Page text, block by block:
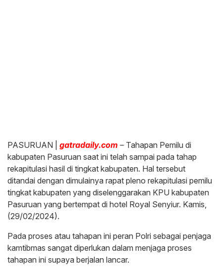
PASURUAN | gatradaily.com – Tahapan Pemilu di
kabupaten Pasuruan saat ini telah sampai pada tahap
rekapitulasi hasil di tingkat kabupaten. Hal tersebut
ditandai dengan dimulainya rapat pleno rekapitulasi pemilu
tingkat kabupaten yang diselenggarakan KPU kabupaten
Pasuruan yang bertempat di hotel Royal Senyiur. Kamis,
(29/02/2024).
Pada proses atau tahapan ini peran Polri sebagai penjaga
kamtibmas sangat diperlukan dalam menjaga proses
tahapan ini supaya berjalan lancar.